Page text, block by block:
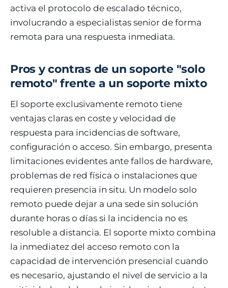
activa el protocolo de escalado técnico,
involucrando a especialistas senior de forma
remota para una respuesta inmediata.
Pros y contras de un soporte "solo
remoto" frente a un soporte mixto
El soporte exclusivamente remoto tiene
ventajas claras en coste y velocidad de
respuesta para incidencias de software,
configuración o acceso. Sin embargo, presenta
limitaciones evidentes ante fallos de hardware,
problemas de red física o instalaciones que
requieren presencia in situ. Un modelo solo
remoto puede dejar a una sede sin solución
durante horas o días si la incidencia no es
resoluble a distancia. El soporte mixto combina
la inmediatez del acceso remoto con la
capacidad de intervención presencial cuando
es necesario, ajustando el nivel de servicio a la